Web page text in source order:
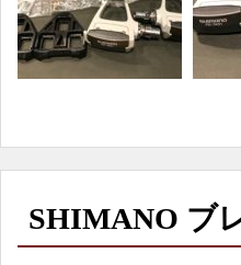
SHIMANO ブ